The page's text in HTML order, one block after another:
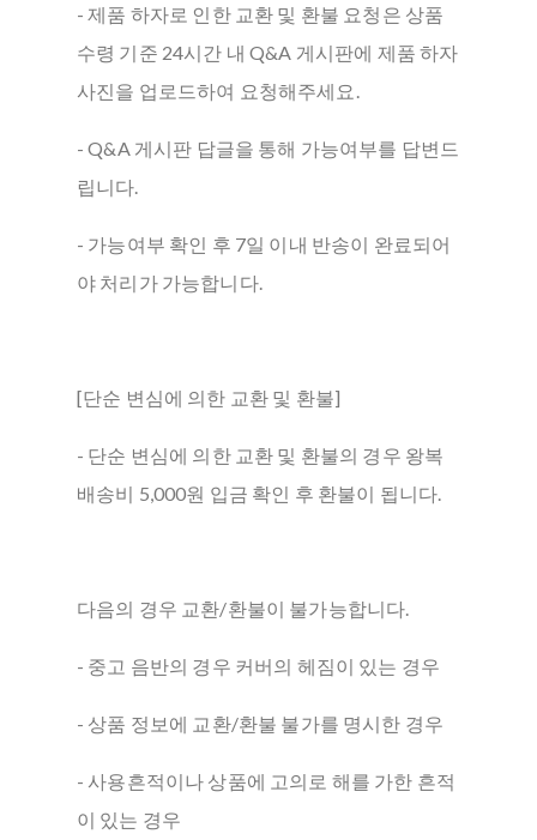
- 제품 하자로 인한 교환 및 환불 요청은 상품
수령 기준 24시간 내 Q&A 게시판에 제품 하자
사진을 업로드하여 요청해주세요.
- Q&A 게시판 답글을 통해 가능여부를 답변드
립니다.
- 가능여부 확인 후 7일 이내 반송이 완료되어
야 처리가 가능합니다.
[단순 변심에 의한 교환 및 환불]
- 단순 변심에 의한 교환 및 환불의 경우 왕복
배송비 5,000원 입금 확인 후 환불이 됩니다.
다음의 경우 교환/환불이 불가능합니다.
- 중고 음반의 경우 커버의 헤짐이 있는 경우
- 상품 정보에 교환/환불 불가를 명시한 경우
- 사용흔적이나 상품에 고의로 해를 가한 흔적
이 있는 경우